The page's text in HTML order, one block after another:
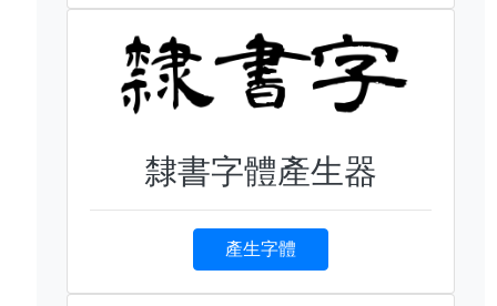
隸書字體產生器
產生字體